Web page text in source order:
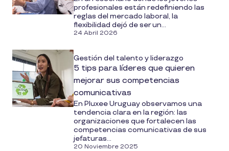
profesionales están redefiniendo las
reglas del mercado laboral, la
flexibilidad dejó de ser un...
24 Abril 2026
Gestión del talento y liderazgo
5 tips para líderes que quieren
mejorar sus competencias
comunicativas
En Pluxee Uruguay observamos una
tendencia clara en la región: las
organizaciones que fortalecen las
competencias comunicativas de sus
jefaturas...
20 Noviembre 2025